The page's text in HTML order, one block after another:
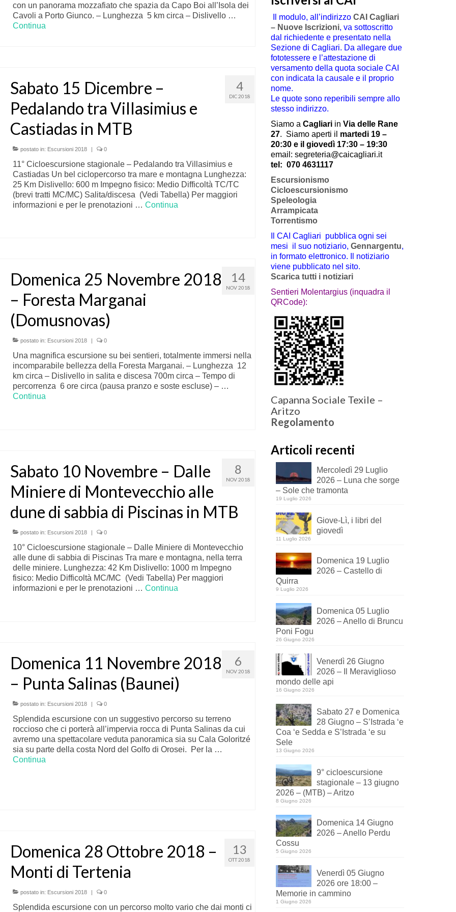
con un panorama mozzafiato che spazia da Capo Boi all’Isola dei
Cavoli a Porto Giunco. – Lunghezza 5 km circa – Dislivello …
Continua
4
DIC 2018
Sabato 15 Dicembre –
Pedalando tra Villasimius e
Castiadas in MTB
postato in: Escursioni 2018 | 0
11° Cicloescursione stagionale – Pedalando tra Villasimius e
Castiadas Un bel ciclopercorso tra mare e montagna Lunghezza:
25 Km Dislivello: 600 m Impegno fisico: Medio Difficoltà TC/TC
(brevi tratti MC/MC) Salita/discesa (Vedi Tabella) Per maggiori
informazioni e per le prenotazioni … Continua
14
NOV 2018
Domenica 25 Novembre 2018
– Foresta Marganai
(Domusnovas)
postato in: Escursioni 2018 0
Una magnifica escursione su bei sentieri, totalmente immersi nella
incomparabile bellezza della Foresta Marganai. – Lunghezza 12
km circa – Dislivello in salita e discesa 700m circa – Tempo di
percorrenza 6 ore circa (pausa pranzo e soste escluse) – …
Continua
8
NOV 2018
Sabato 10 Novembre – Dalle
Miniere di Montevecchio alle
dune di sabbia di Piscinas in MTB
postato in: Escursioni 2018 | 0
10° Cicloescursione stagionale – Dalle Miniere di Montevecchio
alle dune di sabbia di Piscinas Tra mare e montagna, nella terra
delle miniere. Lunghezza: 42 Km Dislivello: 1000 m Impegno
fisico: Medio Difficoltà MC/MC (Vedi Tabella) Per maggiori
informazioni e per le prenotazioni … Continua
6
NOV 2018
Domenica 11 Novembre 2018
– Punta Salinas (Baunei)
postato in: Escursioni 2018 | 0
Splendida escursione con un suggestivo percorso su terreno
roccioso che ci porterà all’impervia rocca di Punta Salinas da cui
avremo una spettacolare veduta panoramica sia su Cala Goloritzé
sia su parte della costa Nord del Golfo di Orosei. Per la …
Continua
13
OTT 2018
Domenica 28 Ottobre 2018 –
Monti di Tertenia
postato in: Escursioni 2018 | 0
Splendida escursione con un percorso molto vario che dai monti ci
Il modulo, all’indirizzo CAI Cagliari
– Nuove Iscrizioni, va sottoscritto
dal richiedente e presentato nella
Sezione di Cagliari. Da allegare due
fototessere e l’attestazione di
versamento della quota sociale CAI
con indicata la causale e il proprio
nome.
Le quote sono reperibili sempre allo
stesso indirizzo.
Siamo a Cagliariin Via delle Rane
27. Siamo aperti il martedi 19 –
20:30 e il giovedì 17:30 – 19:30
email: segreteria@caicagliari.it
tel: 070 4631117
Escursionismo
Cicloescursionismo
Speleologia
Arrampicata
Torrentismo
Il CAI Cagliari pubblica ogni sei
mesi il suo notiziario, Gennargentu,
in formato elettronico. Il notiziario
viene pubblicato nel sito.
Scarica tutti i notiziari
Sentieri Molentargius (inquadra il
QRCode):
Capanna Sociale Texile –
Aritzo
Regolamento
Articoli recenti
Mercoledì 29 Luglio
2026 – Luna che sorge
– Sole che tramonta
19 Luglio 2026
Giove-Lì, i libri del
giovedì
11 Luglio 2026
Domenica 19 Luglio
2026 – Castello di
Quirra
9 Luglio 2026
Domenica 05 Luglio
2026 – Anello di Bruncu
Poni Fogu
26 Giugno 2026
Venerdì 26 Giugno
2026 – Il Meraviglioso
mondo delle api
16 Giugno 2026
Sabato 27 e Domenica
28 Giugno – S’Istrada ‘e
Coa ‘e Sedda e S’Istrada ‘e su
Sele
13 Giugno 2026
9° cicloescursione
stagionale – 13 giugno
2026 – (MTB) – Aritzo
8 Giugno 2026
Domenica 14 Giugno
2026 – Anello Perdu
Cossu
5 Giugno 2026
Venerdì 05 Giugno
2026 ore 18:00 –
Memorie in cammino
1 Giugno 2026